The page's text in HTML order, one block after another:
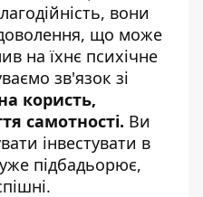
вони
що може
на їхнє психічне
зв'язок зі
користь,
самотності. Ви
інвестувати в
підбадьорює,